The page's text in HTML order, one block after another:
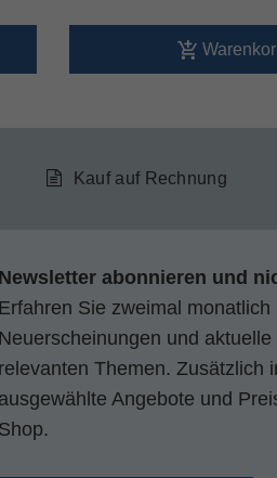
Kauf auf Rechnung
Newsletter abonnieren und
Erfahren Sie zweimal monatlich
Neuerscheinungen und
relevanten Themen. Zusätzlich
ausgewählte Angebote und
Shop.